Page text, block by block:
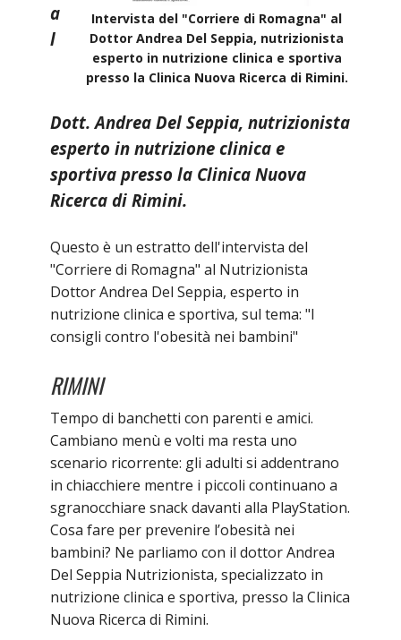
Intervista del "Corriere di Romagna" al
Dottor Andrea Del Seppia, nutrizionista
esperto in nutrizione clinica e sportiva
presso la Clinica Nuova Ricerca di Rimini.
a
l
Dott. Andrea Del Seppia, nutrizionista
esperto in nutrizione clinica e
sportiva presso la Clinica Nuova
Ricerca di Rimini.
Questo è un estratto dell'intervista del
"Corriere di Romagna" al Nutrizionista
Dottor Andrea Del Seppia, esperto in
nutrizione clinica e sportiva, sul tema: "I
consigli contro l'obesità nei bambini"
RIMINI
Tempo di banchetti con parenti e amici.
Cambiano menù e volti ma resta uno
scenario ricorrente: gli adulti si addentrano
in chiacchiere mentre i piccoli continuano a
sgranocchiare snack davanti alla PlayStation.
Cosa fare per prevenire l’obesità nei
bambini? Ne parliamo con il dottor Andrea
Del Seppia Nutrizionista, specializzato in
nutrizione clinica e sportiva, presso la Clinica
Nuova Ricerca di Rimini.